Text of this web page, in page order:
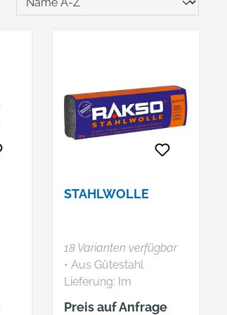
STAHLWOLLE
18 Varianten verfügbar
• Aus Gütestahl
Lieferung: Im
Kartonschuber.
Preis auf Anfrage